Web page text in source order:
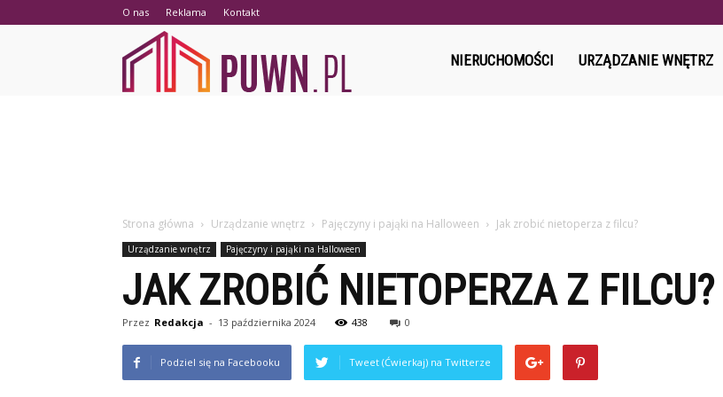
O nas Reklama Kontakt
NIERUCHOMOŚCI URZĄDZANIE WNĘTRZ
Strona główna Urządzanie wnętrz Pajęczyny i pająki na Halloween Jak zrobić nietoperza z filcu?
Urządzanie wnętrz Pajęczyny i pająki na Halloween
JAK ZROBIĆ NIETOPERZA Z FILCU?
Przez Redakcja - 13 października 2024 438 0
Podziel się na Facebooku Tweet (Ćwierkaj) na Twitterze